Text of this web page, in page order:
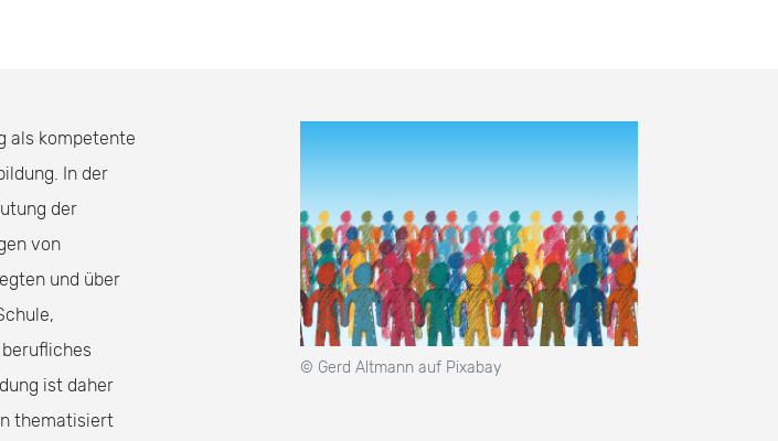
als kompetente
In der
der
von
und über
ist daher
thematisiert
© Gerd Altmann auf Pixabay